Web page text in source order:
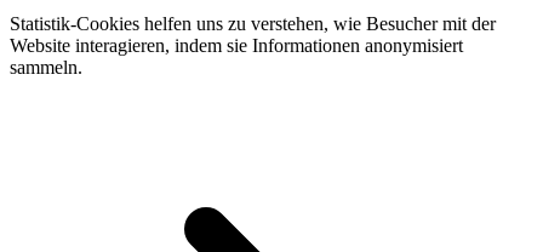
Statistik-Cookies helfen uns zu verstehen, wie Besucher mit der
Website interagieren, indem sie Informationen anonymisiert
sammeln.